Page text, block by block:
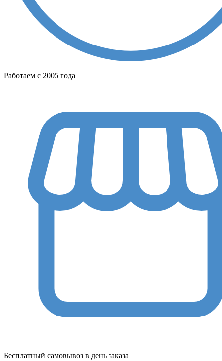
Работаем с 2005 года
Бесплатный самовывоз в день заказа